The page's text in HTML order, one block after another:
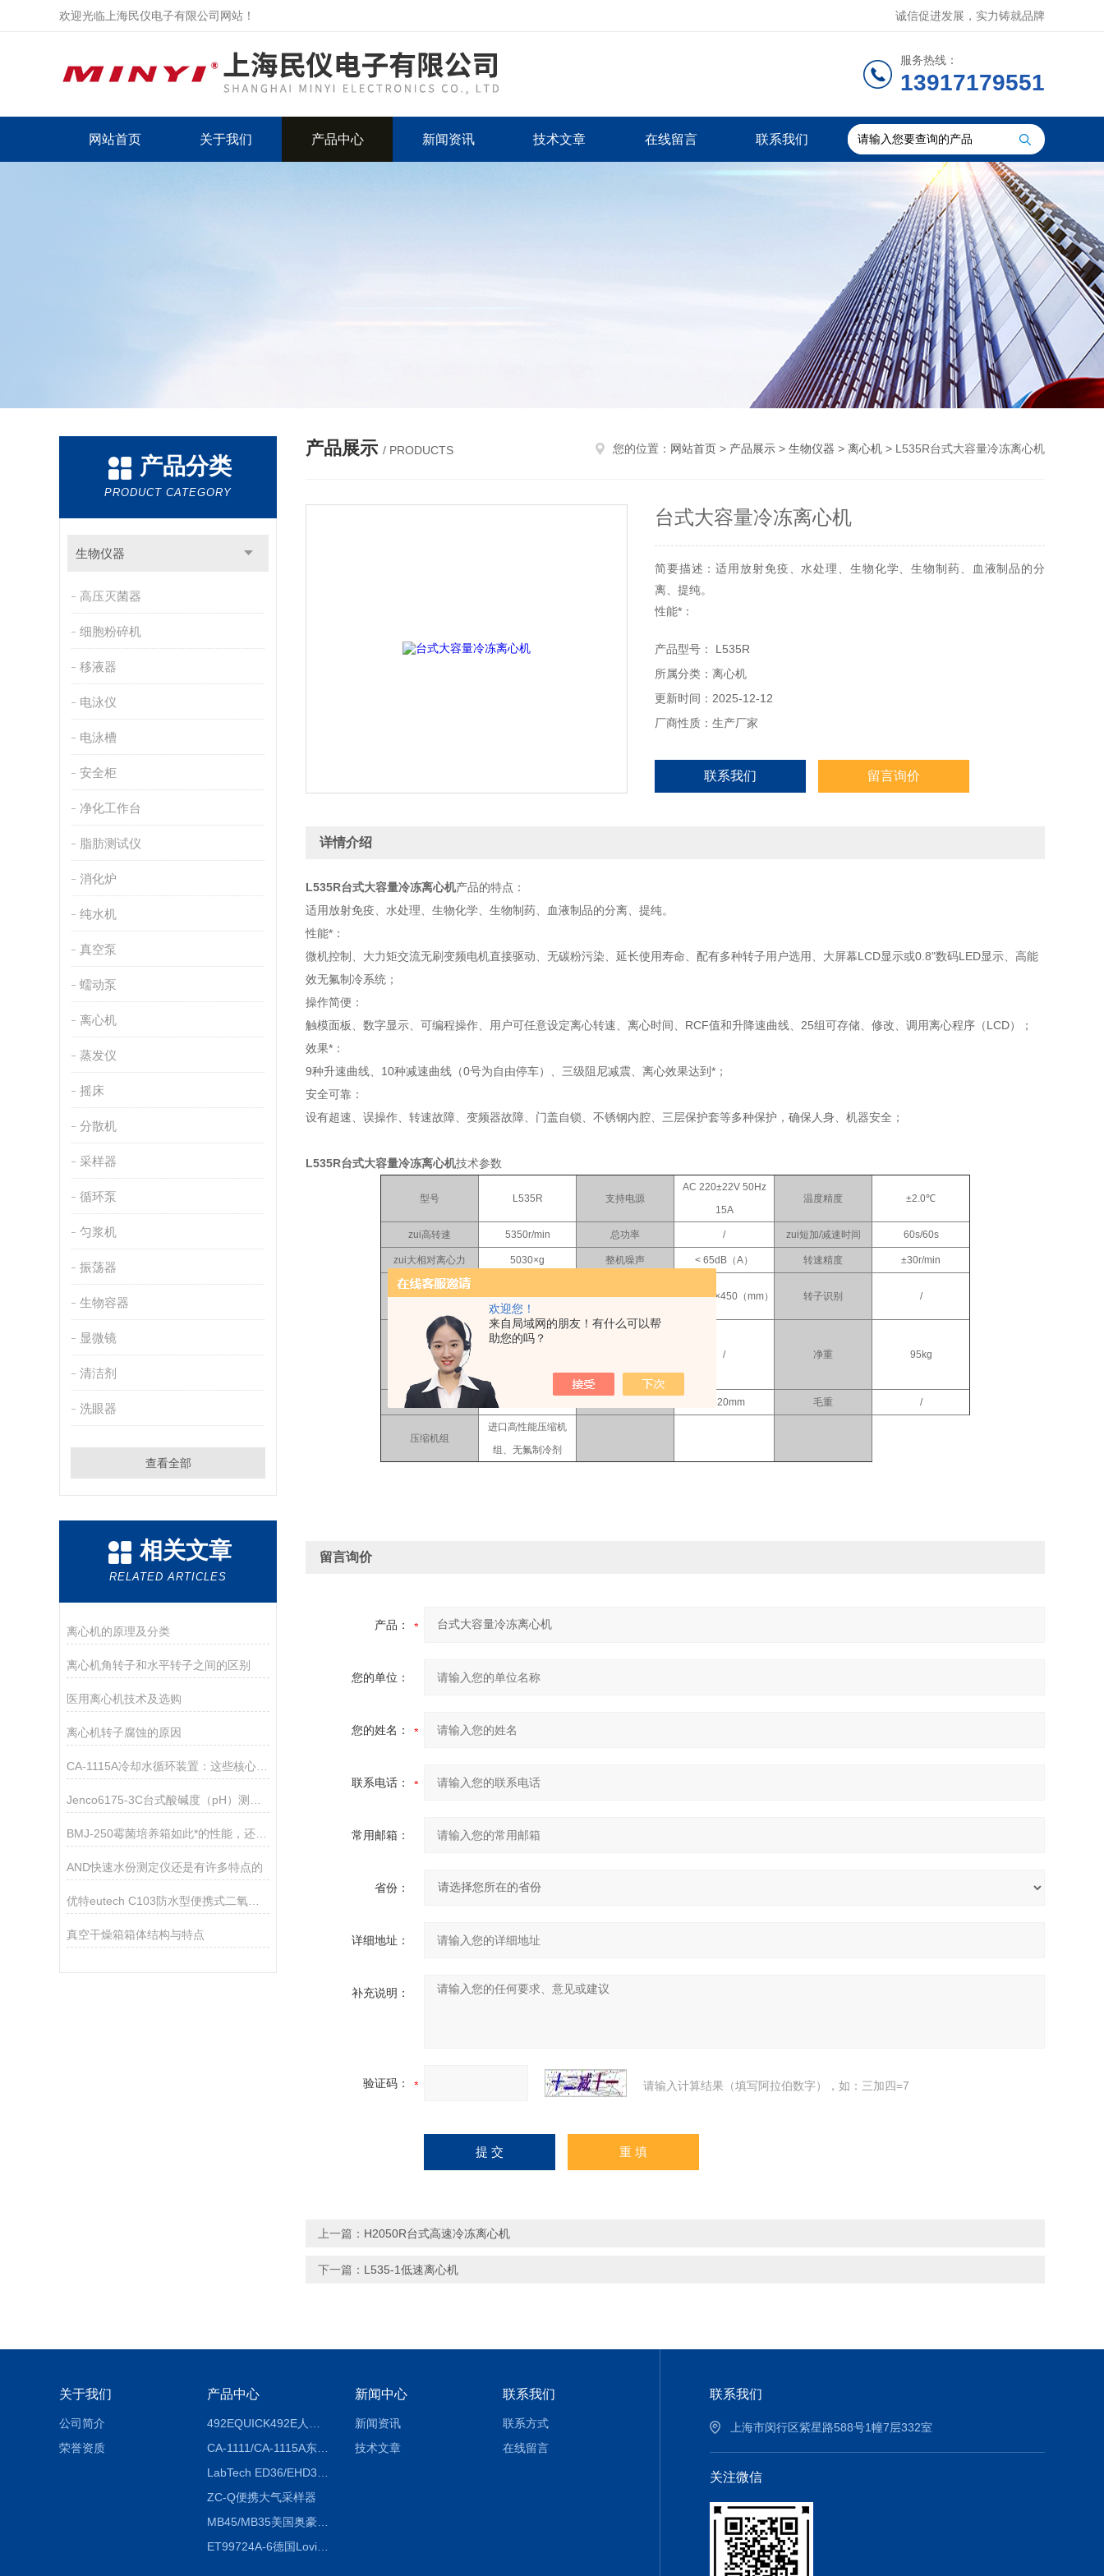
欢迎您！
来自局域网的朋友！有什么可以帮
助您的吗？
欢迎光临上海民仪电子有限公司网站！ 诚信促进发展，实力铸就品牌
服务热线：
13917179551
网站首页 关于我们 产品中心 新闻资讯 技术文章 在线留言 联系我们
产品分类
PRODUCT CATEGORY
生物仪器
高压灭菌器
细胞粉碎机
移液器
电泳仪
电泳槽
安全柜
净化工作台
脂肪测试仪
消化炉
纯水机
真空泵
蠕动泵
离心机
蒸发仪
摇床
分散机
采样器
循环泵
匀浆机
振荡器
生物容器
显微镜
清洁剂
洗眼器
查看全部
相关文章
RELATED ARTICLES
离心机的原理及分类
离心机角转子和水平转子之间的区别
医用离心机技术及选购
离心机转子腐蚀的原因
CA-1115A冷却水循环装置：这些核心领域，都离不开它的关键助力！
BMJ-250霉菌培养箱如此*的性能，还不来看看！
AND快速水份测定仪还是有许多特点的
优特eutech C103防水型便携式二氧化氯测量仪
真空干燥箱箱体结构与特点
产品展示 / PRODUCTS 您的位置： 网站首页 > 产品展示 > 生物仪器 > 离心机 > L535R台式大容量冷冻离心机
台式大容量冷冻离心机
简要描述：适用放射免疫、水处理、生物化学、生物制药、血液制品的分
离、提纯。
性能*：
命、配有多种转子用户选用、大屏幕LCD显示或0.8"数码LED显示、高能效无
氟制冷系统；
产品型号： L535R
所属分类：离心机
更新时间：2025-12-12
厂商性质：生产厂家
联系我们 留言询价
详情介绍
L535R台式大容量冷冻离心机产品的特点：
适用放射免疫、水处理、生物化学、生物制药、血液制品的分离、提纯。
性能*：
微机控制、大力矩交流无刷变频电机直接驱动、无碳粉污染、延长使用寿命、配有多种转子用户选用、大屏幕LCD显示或0.8"数码LED显示、高能
效无氟制冷系统；
操作简便：
触模面板、数字显示、可编程操作、用户可任意设定离心转速、离心时间、RCF值和升降速曲线、25组可存储、修改、调用离心程序（LCD）；
效果*：
9种升速曲线、10种减速曲线（0号为自由停车）、三级阻尼减震、离心效果达到*；
安全可靠：
设有超速、误操作、转速故障、变频器故障、门盖自锁、不锈钢内腔、三层保护套等多种保护，确保人身、机器安全；
L535R台式大容量冷冻离心机技术参数
型号 L535R 支持电源
AC 220±22V 50Hz
15A
温度精度 ±2.0℃
zui高转速 5350r/min 总功率 / zui短加/减速时间 60s/60s
zui大相对离心力 5030×g 整机噪声 < 65dB（A） 转速精度 ±30r/min
zui大容量 4x750ml 800×680×450（mm） 转子识别 /
定时范围
1min～
/ 净重 95kg
温度设置范围 Ф420mm 毛重 /
压缩机组
进口高性能压缩机
组、无氟制冷剂
留言询价
产品：
您的单位：
您的姓名：
联系电话：
常用邮箱：
省份：
详细地址：
补充说明：
验证码： 请输入计算结果（填写阿拉伯数字），如：三加四=7
上一篇： H2050R台式高速冷冻离心机
下一篇： L535-1低速离心机
关于我们
公司简介
荣誉资质
产品中心
CA-1111/CA-1115A东京理化EYELA CA-1111/CA-1115A冷却水循环装置
ZC-Q便携大气采样器
MB45/MB35美国奥豪斯OHAUS MB45/MB35卤素红外水分测定仪
ET99724A-6德国Lovibond ET99724A-6微电脑BOD测定仪
新闻中心
新闻资讯
技术文章
联系我们
联系方式
在线留言
联系我们
上海市闵行区紫星路588号1幢7层332室
关注微信